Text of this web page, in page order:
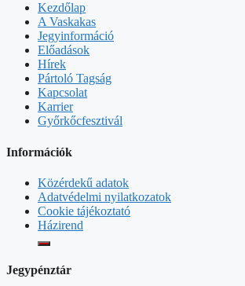
Kezdőlap
A Vaskakas
Jegyinformáció
Előadások
Hírek
Pártoló Tagság
Kapcsolat
Karrier
Győrkőcfesztivál
Információk
Közérdekű adatok
Adatvédelmi nyilatkozatok
Cookie tájékoztató
Házirend
Jegypénztár